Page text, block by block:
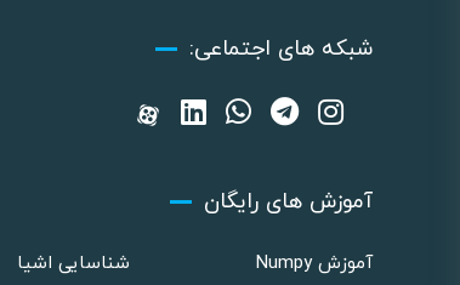
شبکه های اجتماعی:
آموزش های رایگان
آموزش Numpy
شناسایی اشیا